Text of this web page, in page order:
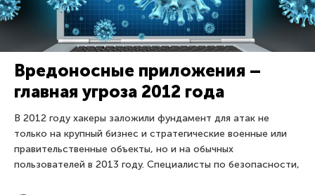
Вредоносные приложения –
главная угроза 2012 года
В 2012 году хакеры заложили фундамент для атак не
только на крупный бизнес и стратегические военные или
правительственные объекты, но и на обычных
пользователей в 2013 году. Специалисты по безопасности,